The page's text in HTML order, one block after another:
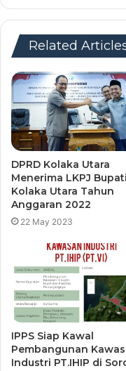
Related
DPRD Kolaka Utara
Menerima LKPJ Bupati
Kolaka Utara Tahun
Anggaran 2022
22 May 2023
IPPS Siap Kawal
Pembangunan
Industri PT.IHIP di